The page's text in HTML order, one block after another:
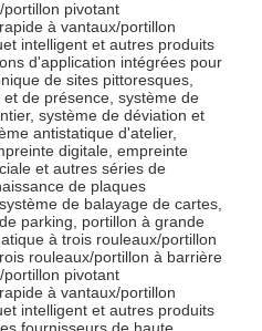
pivotant
à vantaux/portillon
intelligent et autres produits
d'application intégrées pour
de sites pittoresques,
de présence, système de
système de déviation et
antistatique d'atelier,
digitale, empreinte
et autres séries de
de plaques
de balayage de cartes,
parking, portillon à grande
à trois rouleaux/portillon
rouleaux/portillon à barrière
pivotant
à vantaux/portillon
intelligent et autres produits